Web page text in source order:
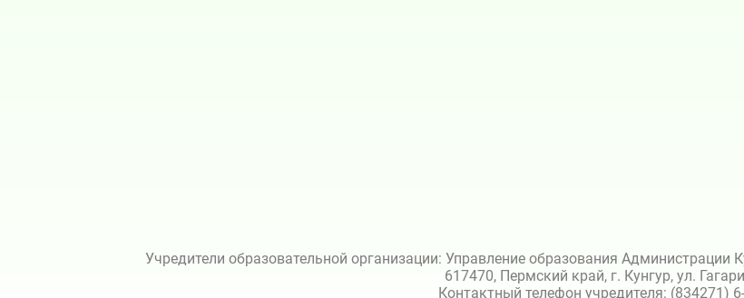
Учредители образовательной организации: Управление образования Администрации
617470, Пермский край, г. Кунгур, ул.
Контактный телефон учредителя: (834271)